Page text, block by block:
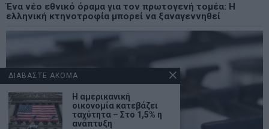
Ένα νέο εθνικό όραμα για τον πρωτογενή τομέα: Η
ελληνική κτηνοτροφία μπορεί να ξαναγεννηθεί
ΔΙΑΒΑΣΤΕ ΑΚΟΜΑ
Η αμερικανική
οικονομία κατεβάζει
ταχύτητα – Στο 1,5% η
ανάπτυξη